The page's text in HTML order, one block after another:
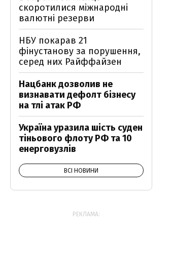
скоротилися міжнародні
валютні резерви
НБУ покарав 21
фінустанову за порушення,
серед них Райффайзен
Нацбанк дозволив не
визнавати дефолт бізнесу
на тлі атак РФ
Україна уразила шість суден
тіньового флоту РФ та 10
енерговузлів
ВСІ НОВИНИ
РЕКЛАМА: